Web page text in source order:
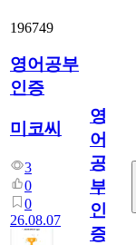
196749
영어공부
인증
미코씨
3
0
0
26.08.07
영
어
공
부
인
증